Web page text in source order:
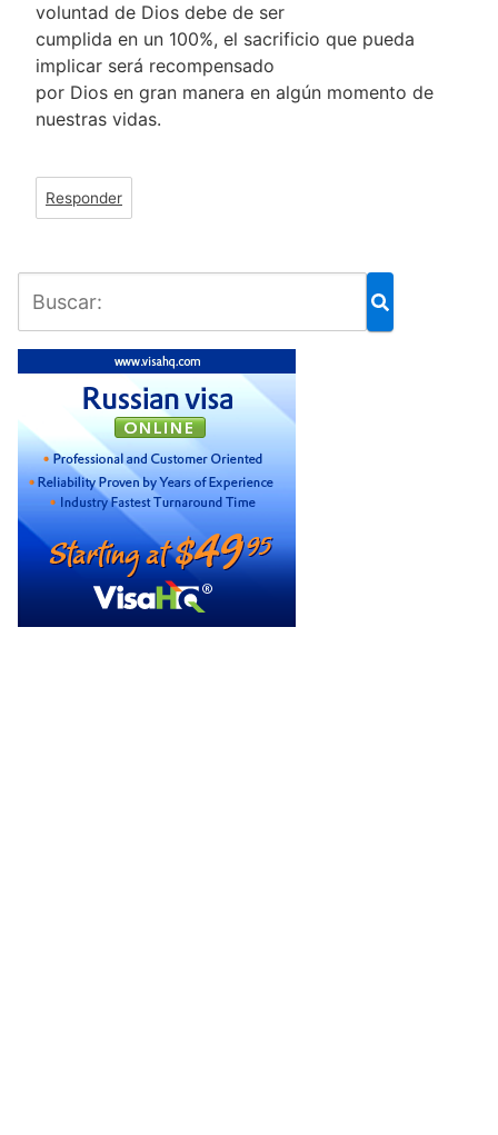
voluntad de Dios debe de ser
cumplida en un 100%, el sacrificio que pueda
implicar será recompensado
por Dios en gran manera en algún momento de
nuestras vidas.
Responder